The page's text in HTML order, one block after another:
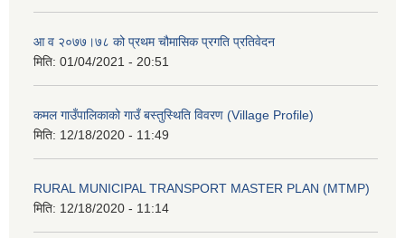
आ व २०७७।७८ को प्रथम चौमासिक प्रगति प्रतिवेदन
मिति: 01/04/2021 - 20:51
कमल गाउँपालिकाको गाउँ बस्तुस्थिति विवरण (Village Profile)
मिति: 12/18/2020 - 11:49
RURAL MUNICIPAL TRANSPORT MASTER PLAN (MTMP)
मिति: 12/18/2020 - 11:14